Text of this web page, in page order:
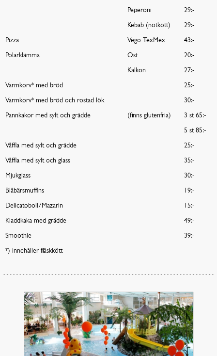
Peperoni 29:-
Kebab (nötkött) 29:-
Pizza Vego TexMex 43:-
Polarklämma Ost 20:-
Kalkon 27:-
Varmkorv* med bröd 25:-
Varmkorv* med bröd och rostad lök 30:-
Pannkakor med sylt och grädde (finns glutenfria) 3 st 65:-
5 st 85:-
Våffla med sylt och grädde 25:-
Våffla med sylt och glass 35:-
Mjukglass 30:-
Blåbärsmuffins 19:-
Delicatoboll/Mazarin 15:-
Kladdkaka med grädde 49:-
Smoothie 39:-
*) innehåller fläskkött